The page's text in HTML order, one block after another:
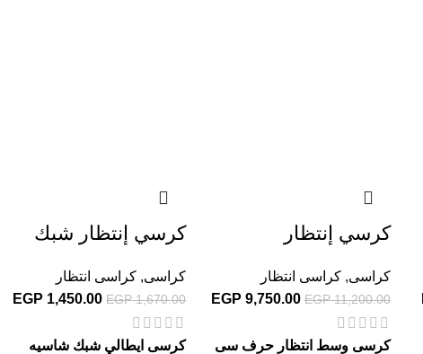
كرسي إنتظار
كراسى,كراسى انتظار
EGP11,200.00
EGP 9,750.00
كرسى وسط انتظار حرف سى
كرسي إنتظار شبك
كراسى, كراسى انتظار
EGP1,670.00
EGP 1,450.00
كرسى ايطالي شبك شاسيه